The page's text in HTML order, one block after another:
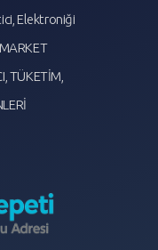
Elektroniği
TÜKETİM,